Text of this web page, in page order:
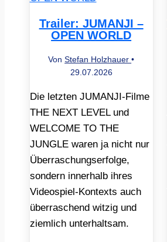
Trailer: JUMANJI –
OPEN WORLD
VonStefan Holzhauer•
29.07.2026
Die letzten JUMANJI-Filme
THE NEXT LEVEL und
WELCOME TO THE
JUNGLE waren ja nicht nur
Überraschungserfolge,
sondern innerhalb ihres
Videospiel-Kontexts auch
überraschend witzig und
ziemlich unterhaltsam.